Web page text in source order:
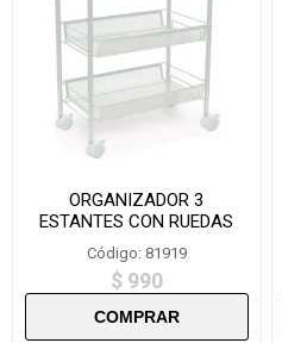
ORGANIZADOR 3
ESTANTES CON RUEDAS
ZWJ3
Código: 81919
$ 990